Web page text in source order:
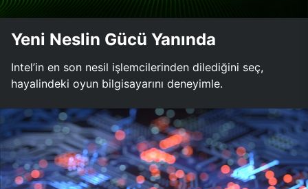
Yeni Neslin Gücü Yanında
Intel’in en son nesil işlemcilerinden dilediğini seç,
hayalindeki oyun bilgisayarını deneyimle.